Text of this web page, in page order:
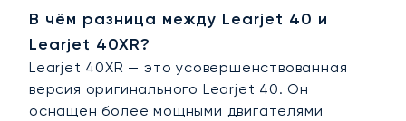
В чём разница между Learjet 40 и
Learjet 40XR?
Learjet 40XR — это усовершенствованная
версия оригинального Learjet 40. Он
оснащён более мощными двигателями